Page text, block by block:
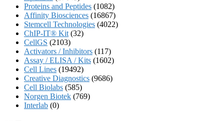
Proteins and Peptides (1082)
Affinity Biosciences (16867)
Stemcell Technologies (4022)
ChIP-IT® Kit (32)
CellGS (2103)
Activators / Inhibitors (117)
Assay / ELISA / Kits (1602)
Cell Lines (19492)
Creative Diagnostics (9686)
Cell Biolabs (585)
Norgen Biotek (769)
Interlab (0)